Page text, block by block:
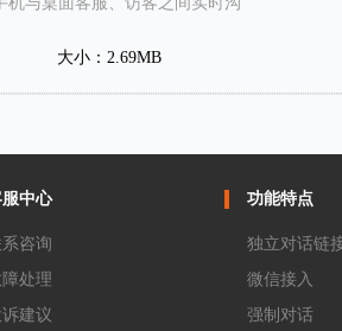
大小：2.69MB
中心
咨询
处理
建议
功能特点
独立对话链
微信接入
强制对话